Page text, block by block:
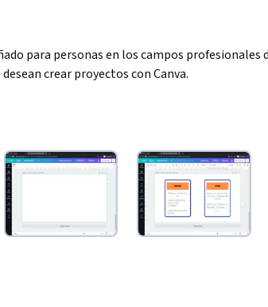
para personas en los campos profesionales
crear proyectos con Canva.